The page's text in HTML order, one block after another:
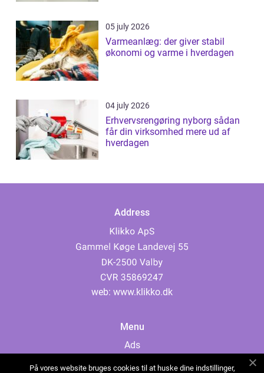
05 july 2026
Varmeanlæg: der giver stabil
økonomi og varme i hverdagen
04 july 2026
Erhvervsrengøring nyborg sådan
får din virksomhed mere ud af
hverdagen
Address
web: www.klikko.dk
Menu
Ads
På vores website bruges cookies til at huske dine indstillinger,